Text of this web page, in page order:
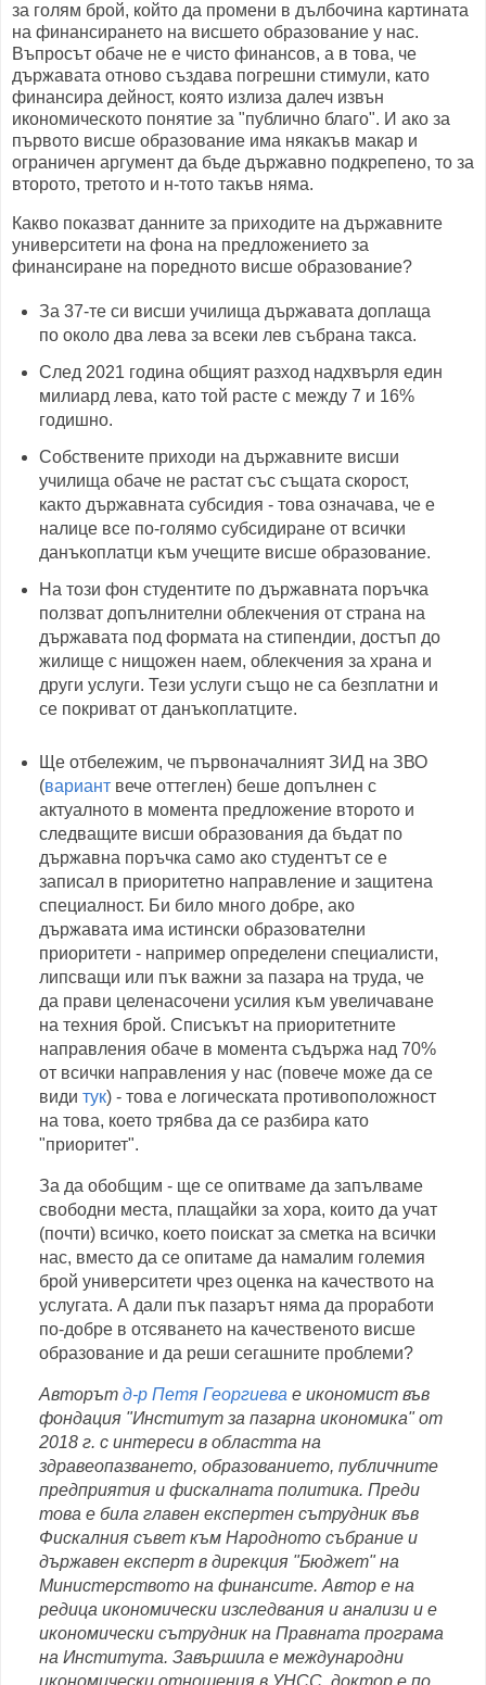
за голям брой, който да промени в дълбочина картината
на финансирането на висшето образование у нас.
Въпросът обаче не е чисто финансов, а в това, че
държавата отново създава погрешни стимули, като
финансира дейност, която излиза далеч извън
икономическото понятие за "публично благо". И ако за
първото висше образование има някакъв макар и
ограничен аргумент да бъде държавно подкрепено, то за
второто, третото и н-тото такъв няма.
Какво показват данните за приходите на държавните
университети на фона на предложението за
финансиране на поредното висше образование?
За 37-те си висши училища държавата доплаща
по около два лева за всеки лев събрана такса.
След 2021 година общият разход надхвърля един
милиард лева, като той расте с между 7 и 16%
годишно.
Собствените приходи на държавните висши
училища обаче не растат със същата скорост,
както държавната субсидия - това означава, че е
налице все по-голямо субсидиране от всички
данъкоплатци към учещите висше образование.
На този фон студентите по държавната поръчка
ползват допълнителни облекчения от страна на
държавата под формата на стипендии, достъп до
жилище с нищожен наем, облекчения за храна и
други услуги. Тези услуги също не са безплатни и
се покриват от данъкоплатците.
Ще отбележим, че първоначалният ЗИД на ЗВО
(вариантвече оттеглен) беше допълнен с
актуалното в момента предложение второто и
следващите висши образования да бъдат по
държавна поръчка само ако студентът се е
записал в приоритетно направление и защитена
специалност. Би било много добре, ако
държавата има истински образователни
приоритети - например определени специалисти,
липсващи или пък важни за пазара на труда, че
да прави целенасочени усилия към увеличаване
на техния брой. Списъкът на приоритетните
направления обаче в момента съдържа над 70%
от всички направления у нас (повече може да се
види тук) - това е логическата противоположност
на това, което трябва да се разбира като
"приоритет".
За да обобщим - ще се опитваме да запълваме
свободни места, плащайки за хора, които да учат
(почти) всичко, което поискат за сметка на всички
нас, вместо да се опитаме да намалим големия
брой университети чрез оценка на качеството на
услугата. А дали пък пазарът няма да проработи
по-добре в отсяването на качественото висше
образование и да реши сегашните проблеми?
Авторът д-р Петя Георгиева е икономист във
фондация "Институт за пазарна икономика" от
2018 г. с интереси в областта на
здравеопазването, образованието, публичните
предприятия и фискалната политика. Преди
това е била главен експертен сътрудник във
Фискалния съвет към Народното събрание и
държавен експерт в дирекция "Бюджет" на
Министерството на финансите. Автор е на
редица икономически изследвания и анализи и е
икономически сътрудник на Правната програма
на Института. Завършила е международни
икономически отношения в УНСС, доктор е по